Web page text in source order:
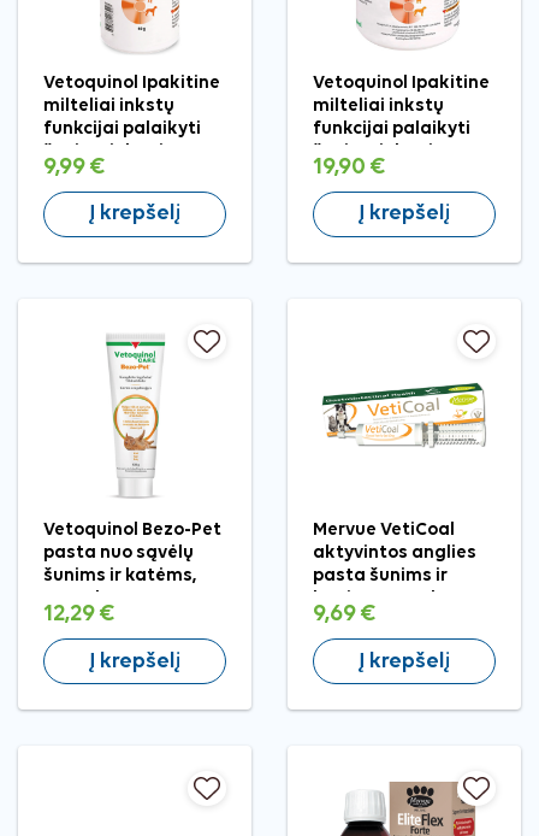
Vetoquinol Ipakitine
milteliai inkstų
funkcijai palaikyti
g
9,99 €
Į krepšelį
Vetoquinol Ipakitine
milteliai inkstų
funkcijai palaikyti
180 g
19,90 €
Į krepšelį
Vetoquinol Bezo-Pet
pasta nuo sąvėlų
šunims ir katėms,
12,29 €
Į krepšelį
Mervue VetiCoal
aktyvintos anglies
pasta šunims ir
9,69 €
Į krepšelį